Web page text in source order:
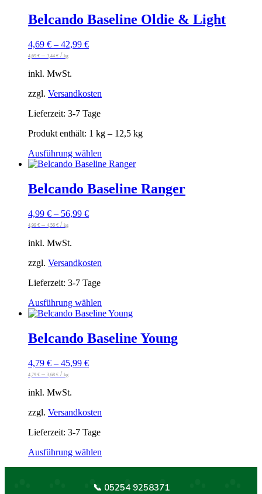
mehrere
Varianten
Produktseite
Belcando Baseline Oldie & Light
4,69 € – 42,99 €
4,69 € – 3,44 € / kg
inkl. MwSt.
zzgl. Versandkosten
Lieferzeit: 3-7 Tage
Produkt enthält: 1 kg – 12,5 kg
Ausführung wählen
Produkt
mehrere
Varianten
Produktseite
Belcando Baseline Ranger
4,99 € – 56,99 €
4,99 € – 4,56 € / kg
inkl. MwSt.
zzgl. Versandkosten
Lieferzeit: 3-7 Tage
Ausführung wählen
Produkt
mehrere
Varianten
Produktseite
Belcando Baseline Young
4,79 € – 45,99 €
4,79 € – 3,68 € / kg
inkl. MwSt.
zzgl. Versandkosten
Lieferzeit: 3-7 Tage
Ausführung wählen
mehrere
📞 05254 9258371